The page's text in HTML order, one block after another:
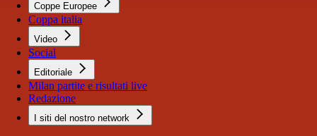
Coppe Europee
Coppa italia
Video
Social
Editoriale
Milan partite e risultati live
Redazione
I siti del nostro network